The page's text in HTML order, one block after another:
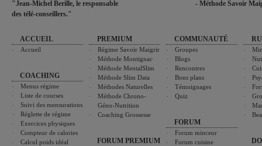
"Jean-Michel Berille, le responsable
des télé-conseillers."
- Méthode Savoir
ACCUEIL
Accueil
COACHING
Menus régime
Liste de courses
Suivi des mensurations
Réglette de régime
Exercices physiques
Compteur de calories
Calcul poids idéal
PREMIUM
Régime Savoir Maigrir
Méthode Montignac
Méthode MentalSlim
Méthode Slim Data
Méthodes Naturelles
Méthode Chrono-
Géno-Nutrition
Coaching Grossesse
FORUM PREMIUM
COMMUNAUTÉ
Groupes
Blogs
Rencontres
Bons plans
Témoignages
Quiz
FORUM
Forum minceur
Forum cuisine